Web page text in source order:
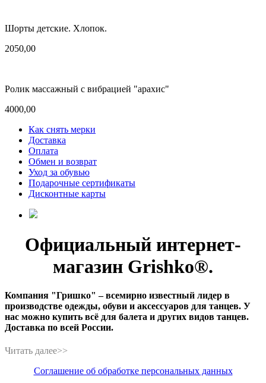
Шорты детские. Хлопок.
2050,00
Ролик массажный с вибрацией "арахис"
4000,00
Как снять мерки
Доставка
Оплата
Обмен и возврат
Уход за обувью
Подарочные сертификаты
Дисконтные карты
Официальный интернет-
магазин Grishko®.
Компания "Гришко" – всемирно известный лидер в
производстве одежды, обуви и аксессуаров для танцев. У
нас можно купить всё для балета и других видов танцев.
Доставка по всей России.
Соглашение об обработке персональных данных